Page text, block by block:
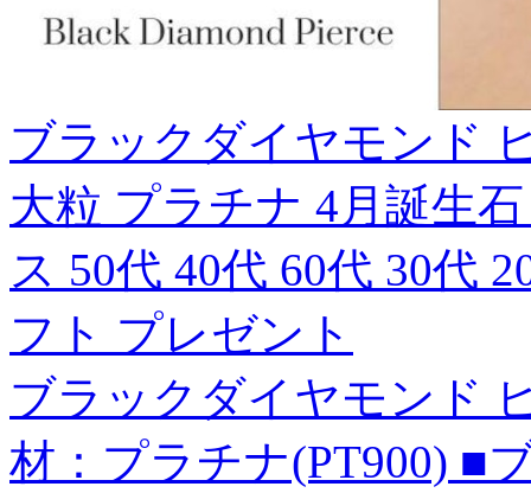
ブラックダイヤモンド
大粒 プラチナ 4月誕生
ス 50代 40代 60代 30代
フト プレゼント
ブラックダイヤモンド
材：プラチナ(PT900) ■